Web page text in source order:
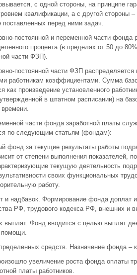
с одной стороны, на принципе
квалификации, а с другой стороны
поставленных перед ними задач.
постоянной и переменной части
процента (в пределах от 50 до
части ФЗП).
постоянной части ФЗП
работникам коэффициентами. Сумма
как произведение установленного
в штатном расписании) на
времени.
части фонда заработной платы
по следующим статьям (фондам):
фонд за текущие результаты работы
от степени выполнения
текущую деятельность
своих функциональных
работу.
и надбавок. Формирование фонда доплат
РФ, трудового кодекса РФ, внешних и
выплат. Фонд вводится с целью выплат
помощи.
средств. Назначение фонда –
увеличение роста фонда оплаты
платы работников.